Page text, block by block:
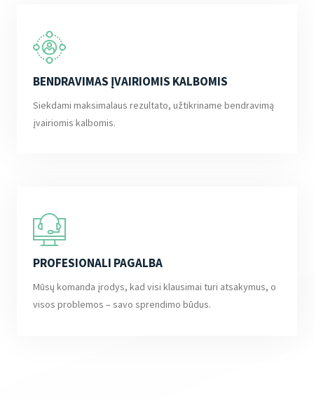
BENDRAVIMAS ĮVAIRIOMIS KALBOMIS
Siekdami maksimalaus rezultato, užtikriname bendravimą
įvairiomis kalbomis.
PROFESIONALI PAGALBA
Mūsų komanda įrodys, kad visi klausimai turi atsakymus, o
visos problemos – savo sprendimo būdus.